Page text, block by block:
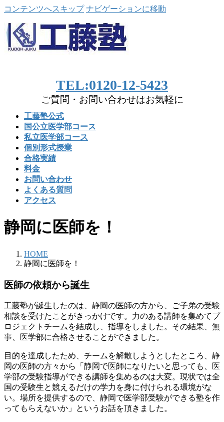
コンテンツへスキップ ナビゲーションに移動
TEL:0120-12-5423
ご質問・お問い合わせはお気軽に
工藤塾公式
国公立医学部コース
私立医学部コース
個別形式授業
合格実績
料金
お問い合わせ
よくある質問
アクセス
静岡に医師を！
HOME
静岡に医師を！
医師の依頼から誕生
工藤塾が誕生したのは、静岡の医師の方から、ご子弟の受験
相談を受けたことがきっかけです。力のある講師を集めてプ
ロジェクトチームを結成し、指導をしました。その結果、無
事、医学部に合格させることができました。
目的を達成したため、チームを解散しようとしたところ、静
岡の医師の方々から「静岡で医師になりたいと思っても、医
学部の受験指導ができる講師を集めるのは大変。現状では全
国の受験生と競えるだけの学力を身に付けられる環境がな
い。場所を提供するので、静岡で医学部受験ができる塾を作
ってもらえないか」というお話を頂きました。